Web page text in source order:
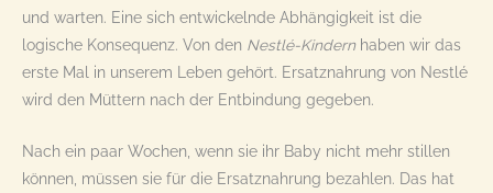
und warten. Eine sich entwickelnde Abhängigkeit ist die
logische Konsequenz. Von den Nestlé-Kindernhaben wir das
erste Mal in unserem Leben gehört. Ersatznahrung von Nestlé
wird den Müttern nach der Entbindung gegeben.
Nach ein paar Wochen, wenn sie ihr Baby nicht mehr stillen
können, müssen sie für die Ersatznahrung bezahlen. Das hat